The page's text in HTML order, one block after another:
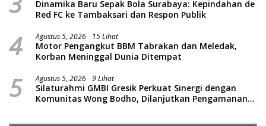
Dinamika Baru Sepak Bola Surabaya: Kepindahan de
Red FC ke Tambaksari dan Respon Publik
4 Agustus 5, 2026 15 Lihat
Motor Pengangkut BBM Tabrakan dan Meledak,
Korban Meninggal Dunia Ditempat
5 Agustus 5, 2026 9 Lihat
Silaturahmi GMBI Gresik Perkuat Sinergi dengan
Komunitas Wong Bodho, Dilanjutkan Pengamanan